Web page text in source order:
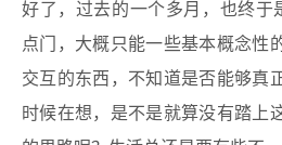
好了，过去的一个多月，也终于
点门，大概只能一些基本概念性
交互的东西，不知道是否能够真
时候在想，是不是就算没有踏上